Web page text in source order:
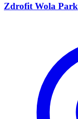
Zdrofit Wola Park